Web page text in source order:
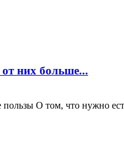
них больше...
пользы О том, что нужно